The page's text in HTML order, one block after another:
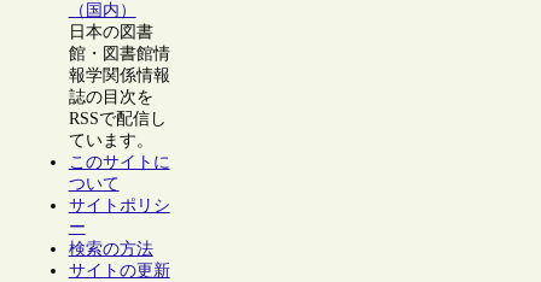
（国内）
日本の図書
館・図書館情
報学関係情報
誌の目次を
RSSで配信し
ています。
このサイトに
ついて
サイトポリシ
ー
検索の方法
サイトの更新